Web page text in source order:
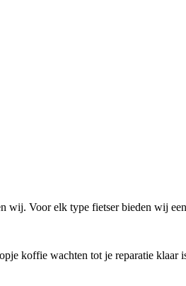
wij. Voor elk type fietser bieden wij
koffie wachten tot je reparatie